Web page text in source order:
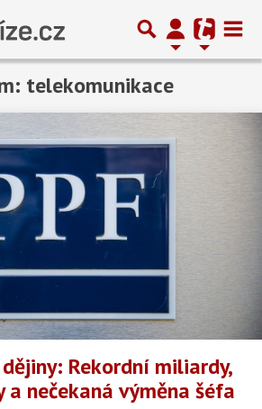
telekomunikace
Rekordní miliardy,
nečekaná výměna šéfa